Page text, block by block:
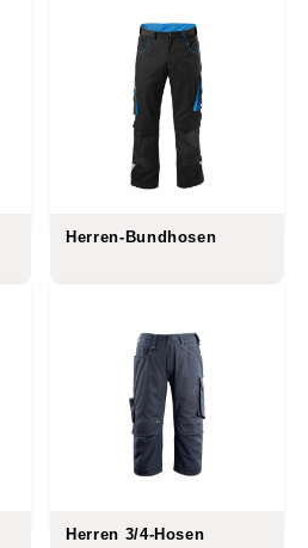
Herren-Bundhosen
Herren 3/4-Hosen